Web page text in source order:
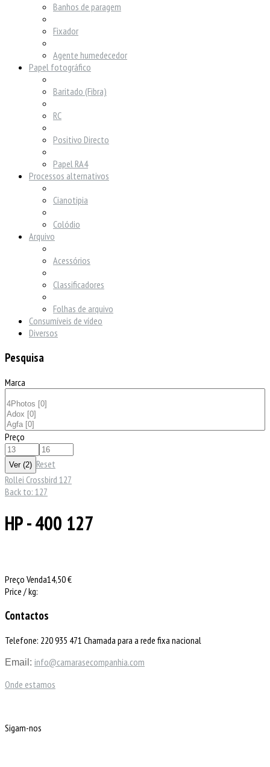
Banhos de paragem
Fixador
Agente humedecedor
Papel fotográfico
Baritado (Fibra)
RC
Positivo Directo
Papel RA4
Processos alternativos
Cianotipia
Colódio
Arquivo
Acessórios
Classificadores
Folhas de arquivo
Consumíveis de vídeo
Diversos
Pesquisa
Marca
Preço
Reset
Rollei Crossbird 127
Back to: 127
HP - 400 127
Preço Venda14,50 €
Price / kg:
Contactos
Telefone: 220 935 471 Chamada para a rede fixa nacional
Email: info@camarasecompanhia.com
Onde estamos
Sigam-nos